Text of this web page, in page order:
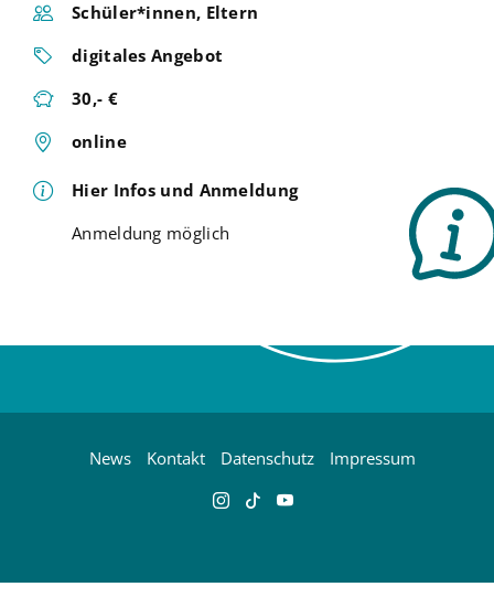
Schüler*innen, Eltern
digitales Angebot
30,- €
online
Hier Infos und Anmeldung
Anmeldung möglich
News Kontakt Datenschutz Impressum